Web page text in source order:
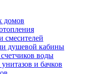
домов
смесителей
душевой кабины
воды
и бачков